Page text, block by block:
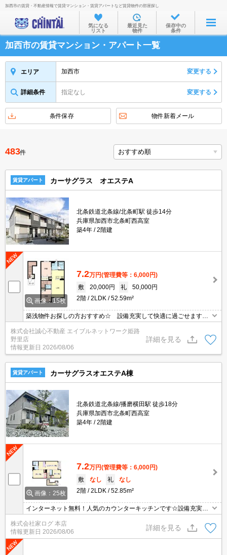
お部屋を探す
沿線・駅から
住所から
物件特集から
不動産会社から
TOP
加西市の賃貸・不動産情報で賃貸マンション・賃貸アパートなど賃貸物件の部屋探し
気になる
リスト
最近見た
物件
保存中の
条件
加西市の賃貸マンション・アパート一覧
エリア 加西市 変更する
詳細条件 指定なし 変更する
条件保存 物件新着メール
483件
賃貸アパート カーサグラス オエステA
北条鉄道北条線/北条町駅 徒歩14分
兵庫県加西市北条町西高室
築4年
2階建
画像：15枚
7.2万円(管理費等：6,000円)
敷
20,000円 礼
50,000円
2階
2LDK 52.59m²
築浅物件お探しの方おすすめ☆ 設備充実して快適に過ごせますよ♪
宅配ボックス付きで便利ですよ♪
株式会社誠心不動産 エイブルネットワーク姫路
野里店
情報更新日 2026/08/06
詳細を見る
賃貸アパート カーサグラスオエステA棟
北条鉄道北条線/播磨横田駅 徒歩18分
兵庫県加西市北条町西高室
築4年
2階建
画像：25枚
7.2万円(管理費等：6,000円)
敷
なし 礼
なし
2階
2LDK 52.85m²
インターネット無料！人気のカウンターキッチンです☆設備充実し
てます♪
株式会社家ログ 本店
情報更新日 2026/08/06
詳細を見る